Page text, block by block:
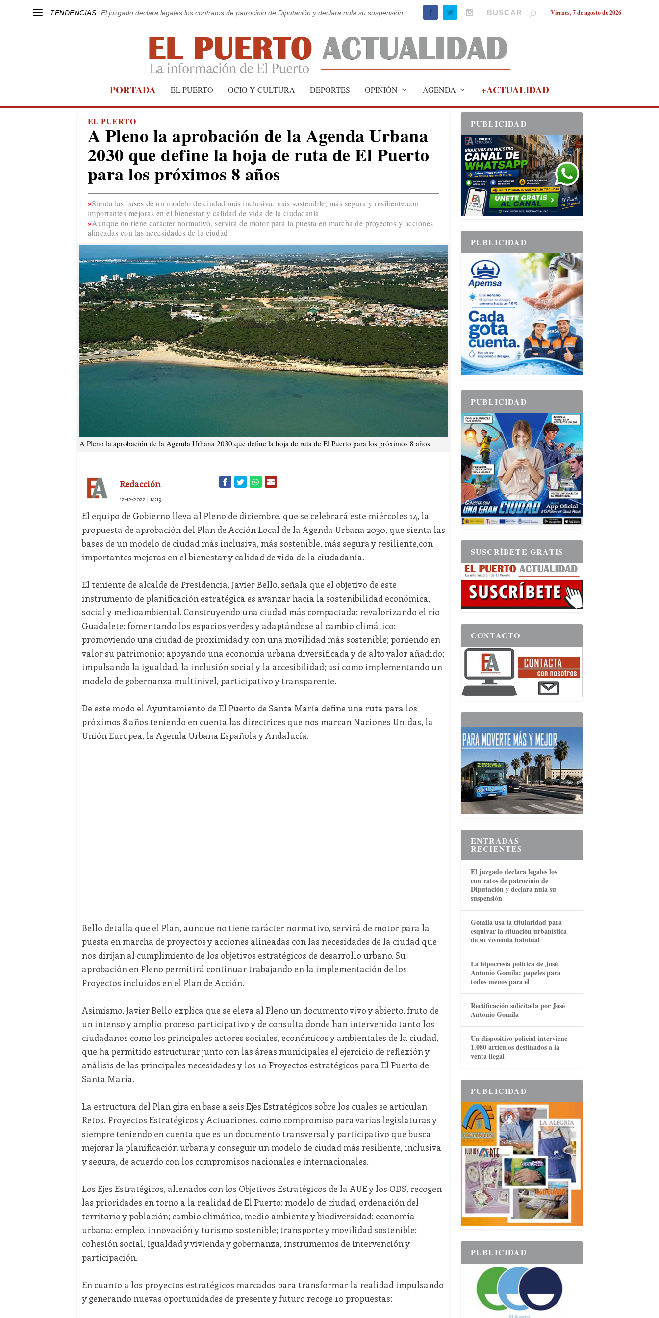
TENDENCIAS: El juzgado declara legales los contratos de patrocinio de Diputación y declara nula su suspensión Viernes, 7 de agosto de 2026
PORTADA EL PUERTO OCIO Y CULTURA DEPORTES OPINIÓN AGENDA +ACTUALIDAD
EL PUERTO
A Pleno la aprobación de la Agenda Urbana
2030 que define la hoja de ruta de El Puerto
para los próximos 8 años
Sienta las bases de un modelo de ciudad más inclusiva, más sostenible, más segura y resiliente,con
importantes mejoras en el bienestar y calidad de vida de la ciudadanía
Aunque no tiene carácter normativo, servirá de motor para la puesta en marcha de proyectos y acciones
alineadas con las necesidades de la ciudad
A Pleno la aprobación de la Agenda Urbana 2030 que define la hoja de ruta de El Puerto para los próximos 8 años.
Redacción
12-12-2022 | 14:19
El equipo de Gobierno lleva al Pleno de diciembre, que se celebrará este miércoles 14, la
propuesta de aprobación del Plan de Acción Local de la Agenda Urbana 2030, que sienta las
bases de un modelo de ciudad más inclusiva, más sostenible, más segura y resiliente,con
importantes mejoras en el bienestar y calidad de vida de la ciudadanía.
El teniente de alcalde de Presidencia, Javier Bello, señala que el objetivo de este
instrumento de planificación estratégica es avanzar hacia la sostenibilidad económica,
social y medioambiental. Construyendo una ciudad más compactada; revalorizando el río
Guadalete; fomentando los espacios verdes y adaptándose al cambio climático;
promoviendo una ciudad de proximidad y con una movilidad más sostenible; poniendo en
valor su patrimonio; apoyando una economía urbana diversificada y de alto valor añadido;
impulsando la igualdad, la inclusión social y la accesibilidad; así como implementando un
modelo de gobernanza multinivel, participativo y transparente.
De este modo el Ayuntamiento de El Puerto de Santa María define una ruta para los
próximos 8 años teniendo en cuenta las directrices que nos marcan Naciones Unidas, la
Unión Europea, la Agenda Urbana Española y Andalucía.
Bello detalla que el Plan, aunque no tiene carácter normativo, servirá de motor para la
puesta en marcha de proyectos y acciones alineadas con las necesidades de la ciudad que
nos dirijan al cumplimiento de los objetivos estratégicos de desarrollo urbano. Su
aprobación en Pleno permitirá continuar trabajando en la implementación de los
Proyectos incluidos en el Plan de Acción.
Asimismo, Javier Bello explica que se eleva al Pleno un documento vivo y abierto, fruto de
un intenso y amplio proceso participativo y de consulta donde han intervenido tanto los
ciudadanos como los principales actores sociales, económicos y ambientales de la ciudad,
que ha permitido estructurar junto con las áreas municipales el ejercicio de reflexión y
análisis de las principales necesidades y los 10 Proyectos estratégicos para El Puerto de
Santa María.
La estructura del Plan gira en base a seis Ejes Estratégicos sobre los cuales se articulan
Retos, Proyectos Estratégicos y Actuaciones, como compromiso para varias legislaturas y
siempre teniendo en cuenta que es un documento transversal y participativo que busca
mejorar la planificación urbana y conseguir un modelo de ciudad más resiliente, inclusiva
y segura, de acuerdo con los compromisos nacionales e internacionales.
Los Ejes Estratégicos, alienados con los Objetivos Estratégicos de la AUE y los ODS, recogen
las prioridades en torno a la realidad de El Puerto: modelo de ciudad, ordenación del
territorio y población; cambio climático, medio ambiente y biodiversidad; economía
urbana: empleo, innovación y turismo sostenible; transporte y movilidad sostenible;
cohesión social, Igualdad y vivienda y gobernanza, instrumentos de intervención y
participación.
En cuanto a los proyectos estratégicos marcados para transformar la realidad impulsando
y generando nuevas oportunidades de presente y futuro recoge 10 propuestas:
PUBLICIDAD
PUBLICIDAD
PUBLICIDAD
SUSCRÍBETE GRATIS
CONTACTO
ENTRADAS
RECIENTES
El juzgado declara legales los
contratos de patrocinio de
Diputación y declara nula su
suspensión
Gomila usa la titularidad para
esquivar la situación urbanística
de su vivienda habitual
La hipocresía política de José
Antonio Gomila: papeles para
todos menos para él
Rectificación solicitada por José
Antonio Gomila
Un dispositivo policial interviene
1.080 artículos destinados a la
venta ilegal
PUBLICIDAD
PUBLICIDAD